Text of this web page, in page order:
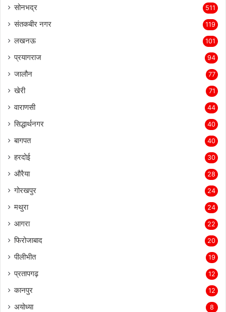
सोनभद्र 511
संतकबीर नगर 119
लखनऊ 101
प्रयागराज 94
जालौन 77
खेरी 71
वाराणसी 44
सिद्धार्थनगर 40
बागपत 40
हरदोई 30
औरैया 28
गोरखपुर 24
मथुरा 24
आगरा 22
फिरोजाबाद 20
पीलीभीत 19
प्रतापगढ़ 12
कानपुर 12
अयोध्या 8